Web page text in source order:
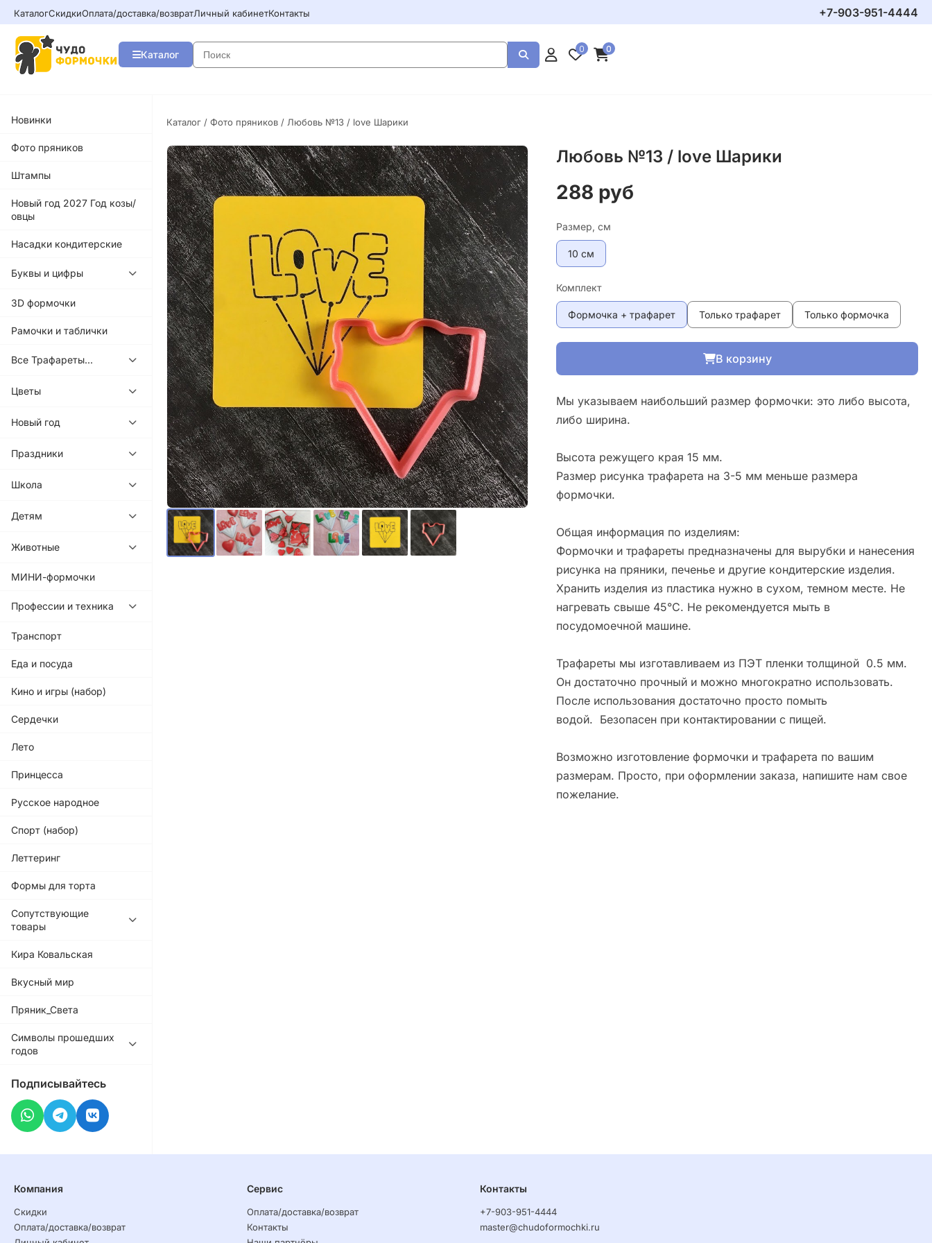
КаталогСкидкиОплата/доставка/возвратЛичный кабинетКонтакты +7-903-951-4444
Каталог
0 0
Новинки
Фото пряников
Штампы
Новый год 2027 Год козы/
овцы
Насадки кондитерские
Буквы и цифры
3D формочки
Рамочки и таблички
Все Трафареты...
Цветы
Новый год
Праздники
Школа
Детям
Животные
МИНИ-формочки
Профессии и техника
Транспорт
Еда и посуда
Кино и игры (набор)
Сердечки
Лето
Принцесса
Русское народное
Спорт (набор)
Леттеринг
Формы для торта
Сопутствующие
товары
Кира Ковальская
Вкусный мир
Пряник_Света
Символы прошедших
годов
Подписывайтесь
Каталог / Фото пряников / Любовь №13 / love Шарики
Любовь №13 / love Шарики
288 руб
Размер, см
10 см
Комплект
Формочка + трафарет Только трафарет Только формочка
В корзину
Мы указываем наибольший размер формочки: это либо высота,
либо ширина.
Высота режущего края 15 мм.
Размер рисунка трафарета на 3-5 мм меньше размера
формочки.
Общая информация по изделиям:
Формочки и трафареты предназначены для вырубки и нанесения
рисунка на пряники, печенье и другие кондитерские изделия.
Хранить изделия из пластика нужно в сухом, темном месте. Не
нагревать свыше 45°С. Не рекомендуется мыть в
посудомоечной машине.
Трафареты мы изготавливаем из ПЭТ пленки толщиной 0.5 мм.
Он достаточно прочный и можно многократно использовать.
После использования достаточно просто помыть
водой. Безопасен при контактировании с пищей.
Возможно изготовление формочки и трафарета по вашим
размерам. Просто, при оформлении заказа, напишите нам свое
пожелание.
Компания
Скидки
Оплата/доставка/возврат
Сервис
Оплата/доставка/возврат
Контакты
Контакты
+7-903-951-4444
master@chudoformochki.ru